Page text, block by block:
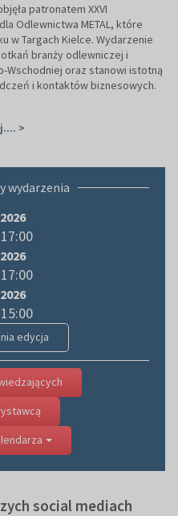
patronatem XXVI
Odlewnictwa METAL, które
w Targach Kielce. Wydarzenie
branży odlewniczej i
Wschodniej oraz stanowi istotną
i kontaktów biznesowych.
>
wydarzenia
edycja
social mediach